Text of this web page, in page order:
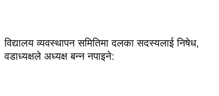
विद्यालय व्यवस्थापन समितिमा दलका सदस्यलाई निषेध,
वडाध्यक्षले अध्यक्ष बन्न नपाइने: